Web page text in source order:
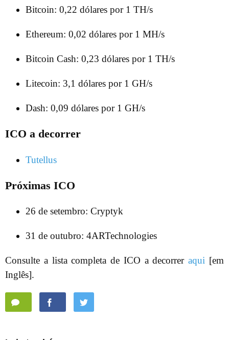
Bitcoin: 0,22 dólares por 1 TH/s
Ethereum: 0,02 dólares por 1 MH/s
Bitcoin Cash: 0,23 dólares por 1 TH/s
Litecoin: 3,1 dólares por 1 GH/s
Dash: 0,09 dólares por 1 GH/s
ICO a decorrer
Tutellus
Próximas ICO
26 de setembro: Cryptyk
31 de outubro: 4ARTechnologies
Consulte a lista completa de ICO a decorreraqui [em
Inglês].